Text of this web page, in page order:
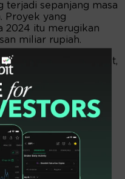
terjadi sepanjang masa
Proyek yang
2024 itu merugikan
miliar rupiah.
Kejari Jakarta Pusat,
Jakarta Pusat,
periodisasi
3 orang
saat tahap